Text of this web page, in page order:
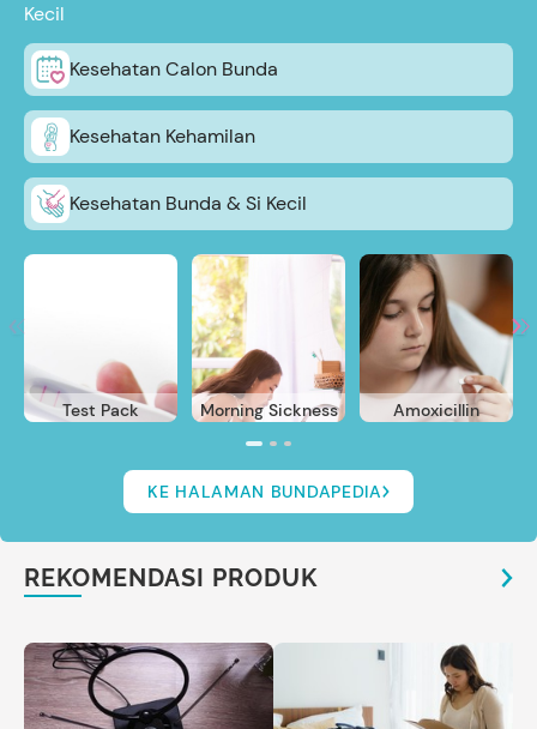
Kecil
Kesehatan Calon Bunda
Kesehatan Kehamilan
Kesehatan Bunda & Si Kecil
Test Pack Morning Sickness Amoxicillin
KE HALAMAN BUNDAPEDIA
REKOMENDASI PRODUK